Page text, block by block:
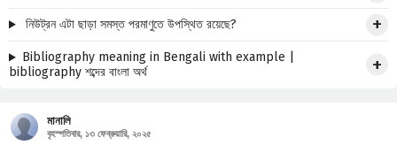
নিউট্রন এটা ছাড়া সমস্ত পরমাণুতে উপস্থিত রয়েছে?
Bibliography meaning in Bengali with example |
bibliography শব্দের বাংলা অর্থ
মানালি
বৃহস্পতিবার, ১৩ ফেব্রুয়ারি, ২০২৫